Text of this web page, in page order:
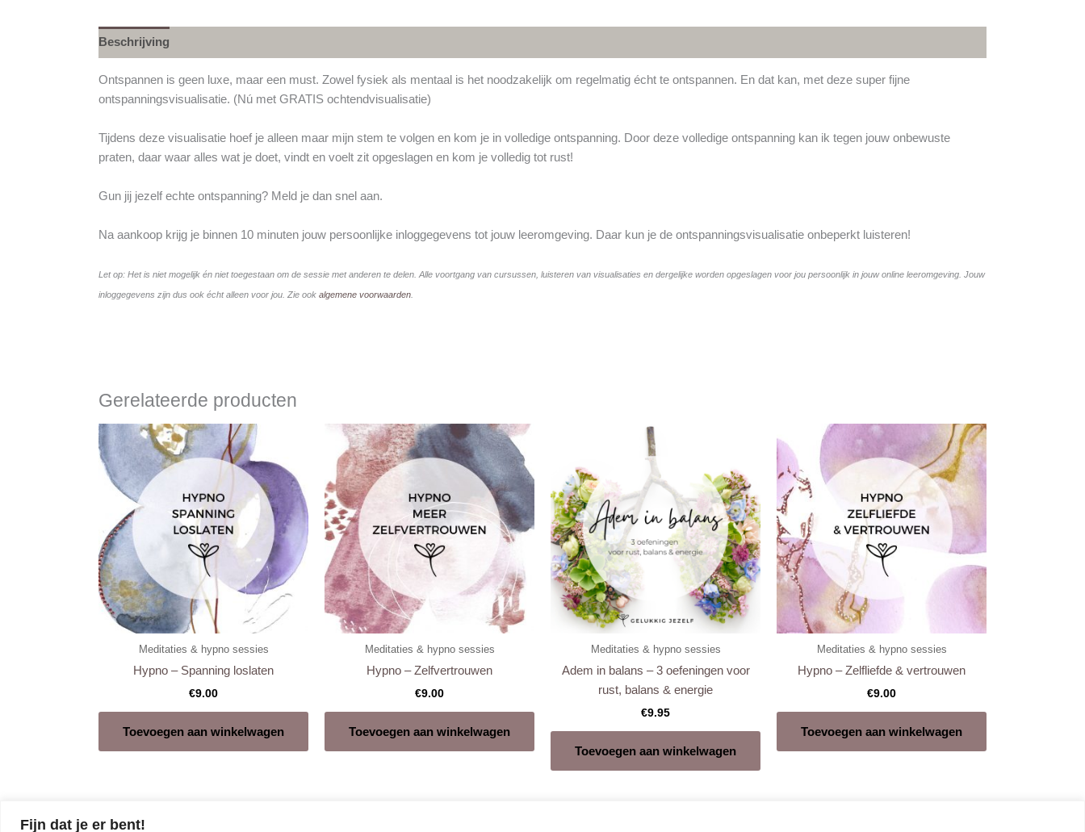
Fijn dat je er bent!
Beschrijving
Ontspannen is geen luxe, maar een must. Zowel fysiek als mentaal is het noodzakelijk om regelmatig écht te ontspannen. En dat kan, met deze super fijne
ontspanningsvisualisatie. (Nú met GRATIS ochtendvisualisatie)
Tijdens deze visualisatie hoef je alleen maar mijn stem te volgen en kom je in volledige ontspanning. Door deze volledige ontspanning kan ik tegen jouw onbewuste
praten, daar waar alles wat je doet, vindt en voelt zit opgeslagen en kom je volledig tot rust!
Gun jij jezelf echte ontspanning? Meld je dan snel aan.
Na aankoop krijg je binnen 10 minuten jouw persoonlijke inloggegevens tot jouw leeromgeving. Daar kun je de ontspanningsvisualisatie onbeperkt luisteren!
Let op: Het is niet mogelijk én niet toegestaan om de sessie met anderen te delen. Alle voortgang van cursussen, luisteren van visualisaties en dergelijke worden opgeslagen voor jou persoonlijk in jouw online leeromgeving. Jouw
inloggegevens zijn dus ook écht alleen voor jou. Zie ook algemene voorwaarden
Gerelateerde producten
Meditaties & hypno sessies
Hypno – Spanning loslaten
€9.00
Toevoegen aan winkelwagen
Meditaties & hypno sessies
Hypno – Zelfvertrouwen
€9.00
Toevoegen aan winkelwagen
Meditaties & hypno sessies
Adem in balans – 3 oefeningen voor
rust, balans & energie
€9.95
Toevoegen aan winkelwagen
Meditaties & hypno sessies
Hypno – Zelfliefde & vertrouwen
€9.00
Toevoegen aan winkelwagen